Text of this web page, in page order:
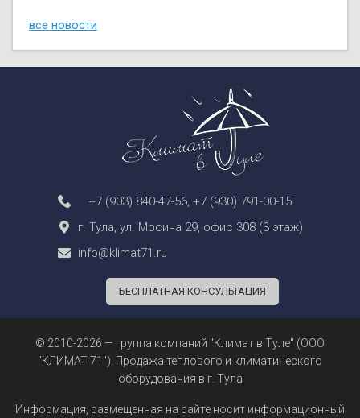
все новости
+7 (903) 840-47-56 +7 (930) 791-00-15
г. Тула, ул. Мосина 29, офис 308 (3 этаж)
info@klimat71.ru
БЕСПЛАТНАЯ КОНСУЛЬТАЦИЯ
© 2010-2026 — группа компаний "Климат в Туле" (ООО
"КЛИМАТ 71"). Продажа теплового и климатического
оборудования в г. Тула
Информация, размещенная на сайте носит информационный